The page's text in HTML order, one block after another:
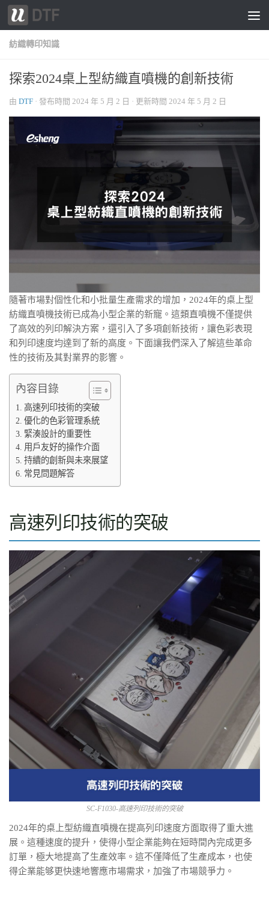
跳轉至內容
紡織轉印知識
探索2024桌上型紡織直噴機的創新技術
由 DTF · 發布時間 2024 年 5 月 2 日 · 更新時間 2024 年 5 月 2 日
隨著市場對個性化和小批量生產需求的增加，2024年的桌上型
紡織直噴機技術已成為小型企業的新寵。這類直噴機不僅提供
了高效的列印解決方案，還引入了多項創新技術，讓色彩表現
和列印速度均達到了新的高度。下面讓我們深入了解這些革命
性的技術及其對業界的影響。
內容目錄
高速列印技術的突破
優化的色彩管理系統
緊湊設計的重要性
用戶友好的操作介面
持續的創新與未來展望
常見問題解答
高速列印技術的突破
SC-F1030-高速列印技術的突破
2024年的桌上型紡織直噴機在提高列印速度方面取得了重大進
展。這種速度的提升，使得小型企業能夠在短時間內完成更多
訂單，極大地提高了生產效率。這不僅降低了生產成本，也使
得企業能够更快速地響應市場需求，加強了市場競爭力。